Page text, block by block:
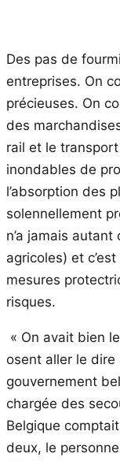
Des pas de
entreprises. On
précieuses. On
des
rail et le
inondables de
l’absorption des
solennellement
n’a jamais
agricoles) et
mesures
risques.
« On avait bien
osent aller le dire
gouvernement
chargée des
Belgique
deux, le